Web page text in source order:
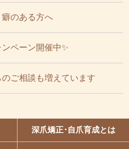
のある方へ
ペーン開催中✨
ご相談も増えています
深爪矯正･自爪育成とは